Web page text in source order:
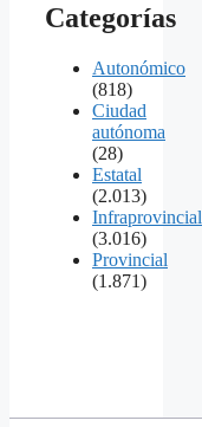
Categorías
Autonómico
(818)
Ciudad
autónoma
(28)
Estatal
(2.013)
Infraprovincial
(3.016)
Provincial
(1.871)